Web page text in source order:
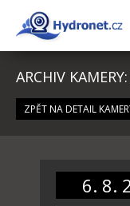
ARCHIV KAMERY:
ZPĚT NA DETAIL
6. 8.